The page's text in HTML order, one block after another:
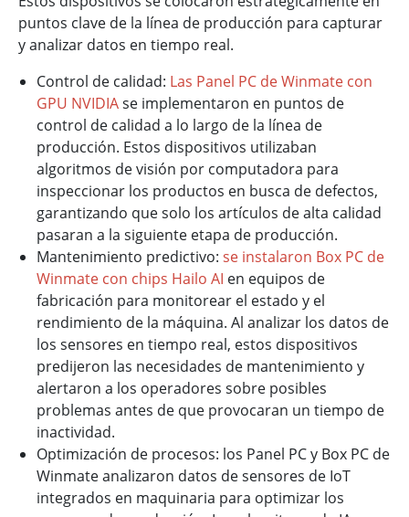
puntos clave de la línea de producción para capturar
y analizar datos en tiempo real.
Control de calidad: Las Panel PC de Winmate con
GPU NVIDIAse implementaron en puntos de
control de calidad a lo largo de la línea de
producción. Estos dispositivos utilizaban
algoritmos de visión por computadora para
inspeccionar los productos en busca de defectos,
garantizando que solo los artículos de alta calidad
pasaran a la siguiente etapa de producción.
Mantenimiento predictivo: se instalaron Box PC de
Winmate con chips Hailo AI en equipos de
fabricación para monitorear el estado y el
rendimiento de la máquina. Al analizar los datos de
los sensores en tiempo real, estos dispositivos
predijeron las necesidades de mantenimiento y
alertaron a los operadores sobre posibles
problemas antes de que provocaran un tiempo de
inactividad.
Optimización de procesos: los Panel PC y Box PC de
Winmate analizaron datos de sensores de IoT
integrados en maquinaria para optimizar los